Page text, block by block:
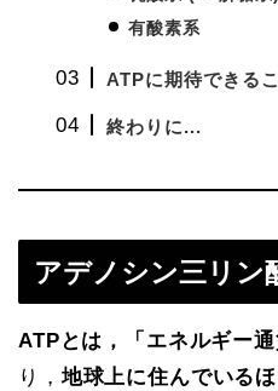
有酸素系
ATPに期待できる
終わりに...
アデノシン三リン
ATPとは，「エネルギー
り， 地球上に住んでいる